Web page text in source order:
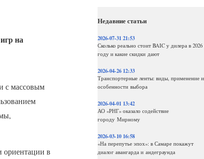
Недавние статьи
2026-07-31 21:53
Сколько реально стоит BAIC у дилера в 2026
году и какие скидки дают
2026-04-26 12:33
Транспортерные ленты: виды, применение и
особенности выбора
2026-04-01 13:42
АО «РНГ» оказало содействие
городу Мирному
2026-03-10 16:58
«На перепутье эпох»: в Самаре покажут
диалог авангарда и андеграунда
на
с массовым
ориентации в